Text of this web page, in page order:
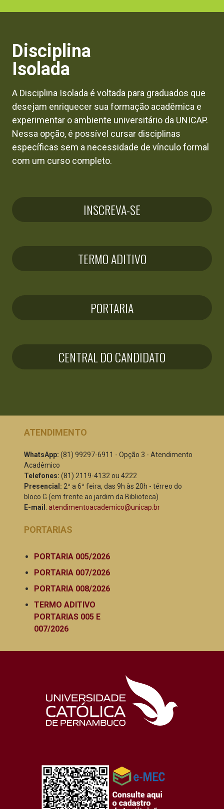
Disciplina
Isolada
A Disciplina Isolada é voltada para graduados que
desejam enriquecer sua formação acadêmica e
experimentar o ambiente universitário da UNICAP.
Nessa opção, é possível cursar disciplinas
específicas sem a necessidade de vínculo formal
com um curso completo.
INSCREVA-SE
TERMO ADITIVO
PORTARIA
CENTRAL DO CANDIDATO
ATENDIMENTO
WhatsApp: (81) 99297-6911 - Opção 3 - Atendimento
Acadêmico
Telefones: (81) 2119-4132 ou 4222
Presencial: 2ª a 6ª feira, das 9h às 20h - térreo do
bloco G (em frente ao jardim da Biblioteca)
E-mail : atendimentoacademico@unicap.br
PORTARIAS
PORTARIA 005/2026
PORTARIA 007/2026
PORTARIA 008/2026
TERMO ADITIVO
PORTARIAS 005 E
007/2026